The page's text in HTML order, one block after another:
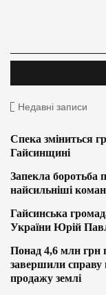
Недавні записи
Спека зміниться
Гайсинщині
Запекла боротьба
найсильніші
Гайсинська
України Юрій
Понад 4,6 млн грн
завершили справу
продажу землі